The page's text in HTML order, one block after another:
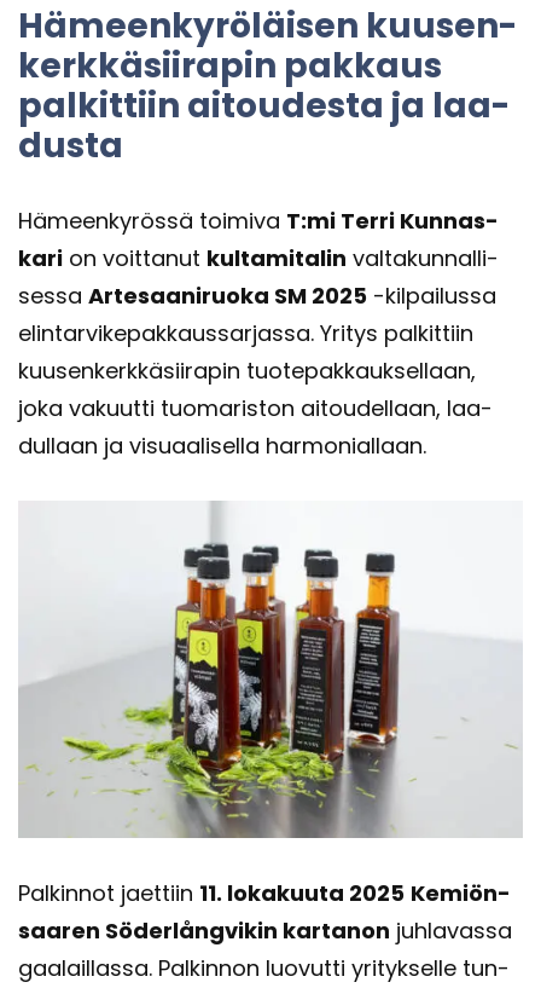
Hä­meen­ky­rö­läi­sen kuusen­
kerk­kä­sii­ra­pin pak­kaus
pal­kit­tiin ai­tou­des­ta ja laa­
dus­ta
Hä­meen­ky­rös­sä toi­mi­va T:mi Terri Kun­nas­
ka­ri on voit­ta­nut kul­ta­mi­ta­lin val­ta­kun­nal­li­
ses­sa Ar­te­saa­ni­ruo­ka SM 2025 -​kilpailussa
elin­tar­vi­ke­pak­kaus­sar­jas­sa. Yri­tys pal­kit­tiin
kuusen­kerk­kä­sii­ra­pin tuo­te­pak­kauk­sel­laan,
joka va­kuut­ti tuo­ma­ris­ton ai­tou­del­laan, laa­
dul­laan ja vi­su­aa­li­sel­la har­mo­nial­laan.
Pal­kin­not jaet­tiin 11. lo­ka­kuu­ta 2025 Ke­miön­
saa­ren Söderlångvikin kar­ta­non juh­la­vas­sa
gaa­lail­las­sa. Pal­kin­non luo­vut­ti yri­tyk­sel­le tun­